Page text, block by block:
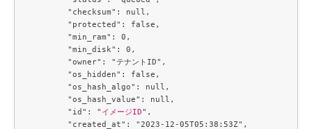
	"id": "
イメージID",